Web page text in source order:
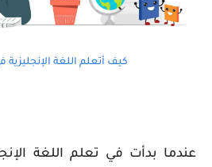
كيف أتعلم اللغة
عندما بدأت في تعلم اللغة